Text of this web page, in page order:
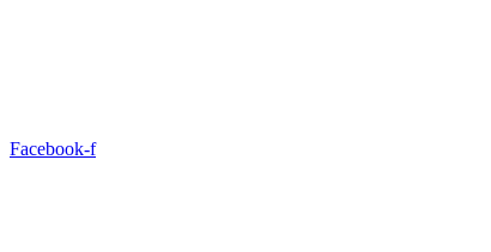
Facebook-f